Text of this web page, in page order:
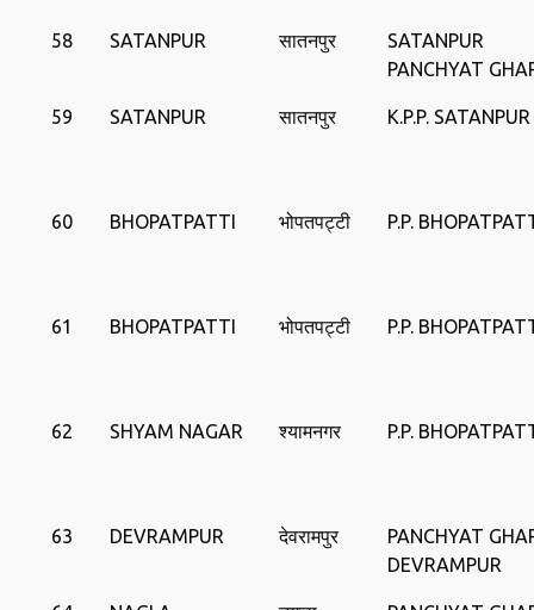
58 SATANPUR सातनपुर
SATANPUR
PANCHYAT
59 SATANPUR सातनपुर K.P.P. SATANPUR
60 BHOPATPATTI भोपतपट्टी P.P.
61 BHOPATPATTI भोपतपट्टी P.P.
62 SHYAM NAGAR श्यामनगर P.P.
63 DEVRAMPUR देवरामपुर
PANCHYAT
DEVRAMPUR